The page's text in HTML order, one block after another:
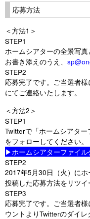
応募方法
＜方法1＞
STEP1
ホームシアターの全景写
お書き添えのうえ、
STEP2
応募完了です。ご当選者
にてご連絡いたします。
＜方法2＞
STEP1
Twitterで「ホームシアター
をフォローしてください。
▶ホームシアターファイル
STEP2
2017年5月30日（火）に
投稿した応募方法をリツイ
STEP3
応募完了です。ご当選者
ウントよりTwitterのダイレ